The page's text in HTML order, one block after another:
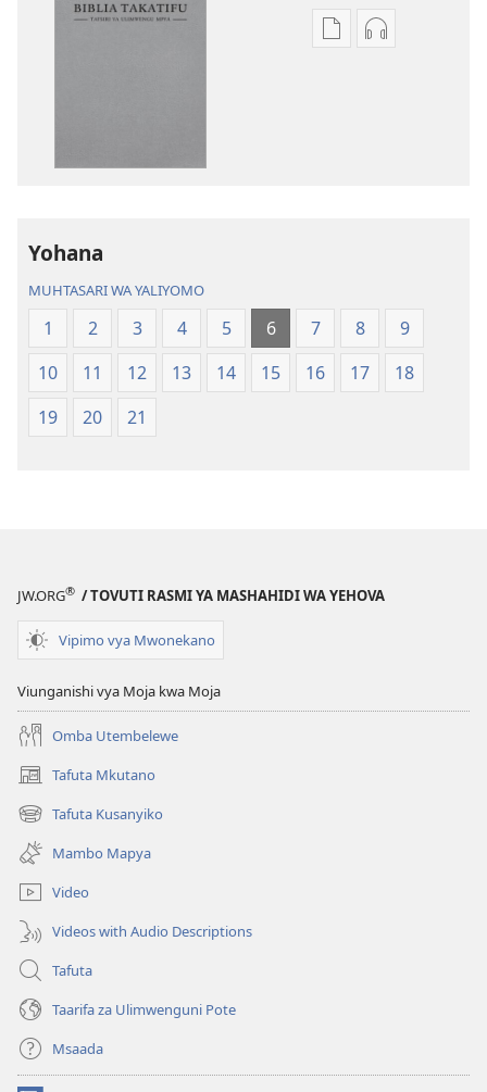
Mbinu
Ulimwengu
Mpya
(Toleo
Mbinu
Ulimwengu
Mpya
(Toleo
Yohana
MUHTASARI WA YALIYOMO
1 2 3 4 5 6 7 8
9
10
11 12 13 14 15 16 17
18
19
20 21
JW.ORG® / TOVUTI RASMI YA MASHAHIDI WA YEHOVA
Vipimo vya Mwonekano
Viunganishi vya Moja kwa Moja
Omba Utembelewe
Tafuta Mkutano
(opens
new
window)
Tafuta Kusanyiko
(opens
new
window)
Mambo Mapya
Video
Videos with Audio Descriptions
Tafuta
Taarifa za Ulimwenguni Pote
Msaada